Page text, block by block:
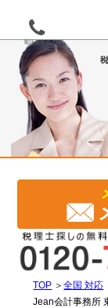
電話をする
TOP ＞全国 対応
Jean会計事務所